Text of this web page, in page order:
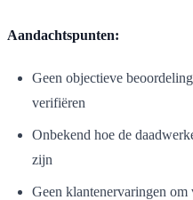
Aandachtspunten:
Geen objectieve
verifiëren
Onbekend hoe de
zijn
Geen klantenervaringen om